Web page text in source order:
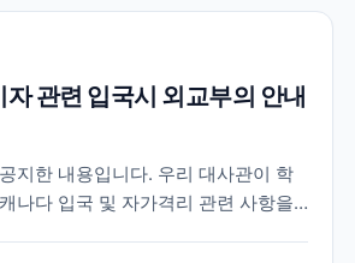
관련 입국시 외교부의 안내
지한 내용입니다. 우리 대사관이 학
나다 입국 및 자가격리 관련 사항을